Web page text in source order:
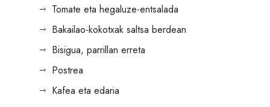
Tomate eta hegaluze-entsalada
Bakailao-kokotxak saltsa berdean
Bisigua, parrillan erreta
Postrea
Kafea eta edaria